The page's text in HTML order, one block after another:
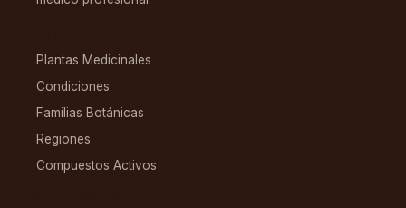
Plantas Medicinales
Condiciones
Familias Botánicas
Regiones
Compuestos Activos